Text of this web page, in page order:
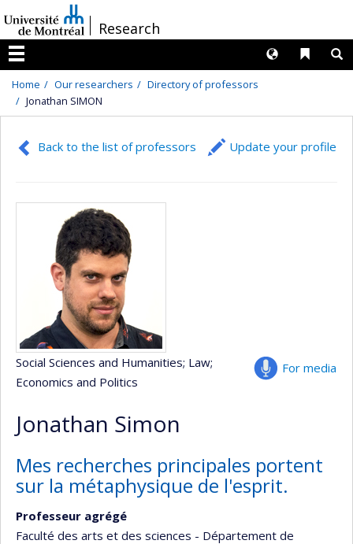
au
contenu
/Research
Menu
Liens
Langues
Home Our researchers
Directory of professors
Jonathan SIMON
Back to the list of professors Update your profile
For media
Social Sciences and Humanities; Law;
Economics and Politics
Jonathan Simon
Mes recherches principales portent
sur la métaphysique de l'esprit.
Professeur agrégé
Faculté des arts et des sciences - Département de